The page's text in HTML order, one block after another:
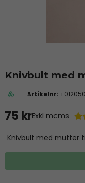
Knivbult med
75 krExkl moms
Knivbult med mutter